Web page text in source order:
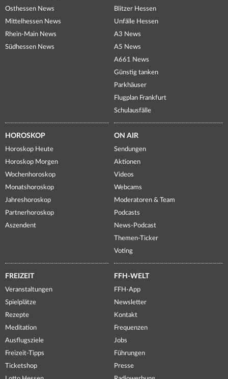
Osthessen News
Mittelhessen News
Rhein-Main News
Südhessen News
Blitzer Hessen
Unfälle Hessen
A3 News
A5 News
A661 News
Günstig tanken
Parkhäuser
Flugplan Frankfurt
Schulausfälle
HOROSKOP
Horoskop Heute
Horoskop Morgen
Wochenhoroskop
Monatshoroskop
Jahreshoroskop
Partnerhoroskop
Aszendent
ON AIR
Sendungen
Aktionen
Videos
Webcams
Moderatoren & Team
Podcasts
News-Podcast
Themen-Ticker
Voting
FREIZEIT
Veranstaltungen
Spielplätze
Rezepte
Meditation
Ausflugsziele
Freizeit-Tipps
Ticketshop
FFH-WELT
FFH-App
Newsletter
Kontakt
Frequenzen
Jobs
Führungen
Presse